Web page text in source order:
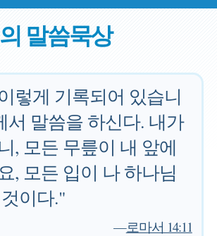
말씀묵상
렇게 기록되어 있습니
서 말씀을 하신다. 내가
, 모든 무릎이 내 앞에
, 모든 입이 나 하나님
이다."
—로마서 14:11